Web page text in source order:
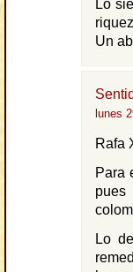
Lo
Un
lunes
Rafa
Para
Lo